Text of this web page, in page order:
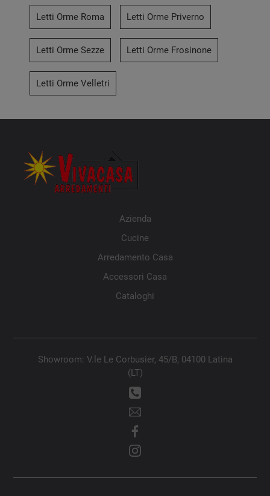
Letti Orme Roma Letti Orme Priverno
Letti Orme Sezze Letti Orme Frosinone
Letti Orme Velletri
Azienda
Cucine
Arredamento Casa
Accessori Casa
Cataloghi
Showroom: V.le Le Corbusier, 45/B, 04100 Latina
(LT)